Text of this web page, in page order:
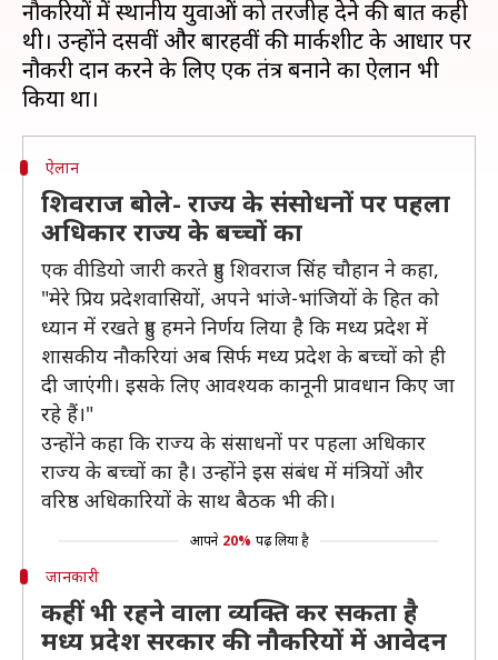
नौकरियों में स्थानीय युवाओं को तरजीह देने की बात कही
थी। उन्होंने दसवीं और बारहवीं की मार्कशीट के आधार पर
नौकरी प्रदान करने के लिए एक तंत्र बनाने का ऐलान भी
ऐलान
शिवराज बोले- राज्य के संसोधनों पर पहला
अधिकार राज्य के बच्चों का
एक वीडियो जारी करते हुए शिवराज सिंह चौहान ने कहा,
"मेरे प्रिय प्रदेशवासियों, अपने भांजे-भांजियों के हित को
ध्यान में रखते हुए हमने निर्णय लिया है कि मध्य प्रदेश में
शासकीय नौकरियां अब सिर्फ मध्य प्रदेश के बच्चों को ही
दी जाएंगी। इसके लिए आवश्यक कानूनी प्रावधान किए जा
रहे हैं।"
उन्होंने कहा कि राज्य के संसाधनों पर पहला अधिकार
राज्य के बच्चों का है। उन्होंने इस संबंध में मंत्रियों और
वरिष्ठ अधिकारियों के साथ बैठक भी की।
आपने 20% पढ़ लिया है
जानकारी
कहीं भी रहने वाला व्यक्ति कर सकता है
मध्य प्रदेश सरकार की नौकरियों में आवेदन